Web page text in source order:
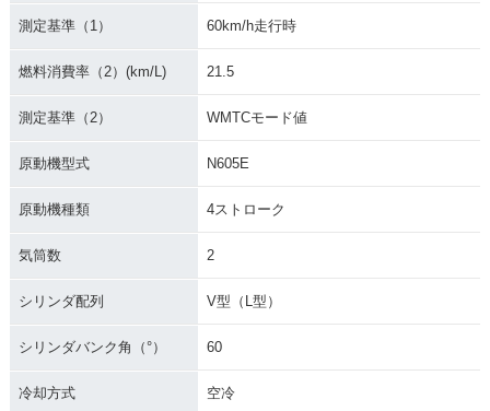
測定基準（1） 60km/h走行時
燃料消費率（2）(km/L) 21.5
測定基準（2） WMTCモード値
原動機型式 N605E
原動機種類 4ストローク
気筒数 2
シリンダ配列 V型（L型）
シリンダバンク角（°） 60
冷却方式 空冷